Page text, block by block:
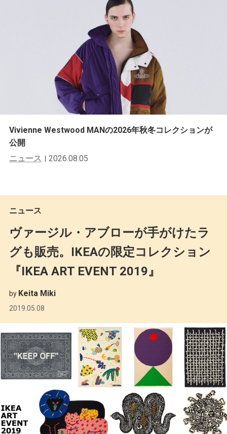
Vivienne Westwood MANの2026年秋冬コレクションが
公開
ニュース
2026.08.05
ニュース
ヴァージル・アブローが手がけたラ
グも販売。IKEAの限定コレクション
『IKEA ART EVENT 2019』
by Keita Miki
2019.05.08